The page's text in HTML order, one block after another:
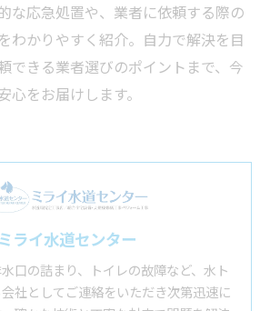
な応急処置や、業者に依頼する際の
わかりやすく紹介。自力で解決を目
できる業者選びのポイントまで、今
心をお届けします。
ミライ水道センター
口の詰まり、トイレの故障など、水ト
社としてご連絡をいただき次第迅速に